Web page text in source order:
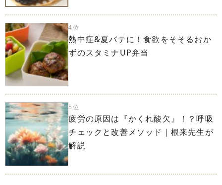
4位
熱中症&夏バテに！食欲をそそるおか
ずのスタミナUP弁当
5位
疲労の原因は『かくれ酸欠』！？呼吸
チェックと改善メソッド｜根来先生が
解説